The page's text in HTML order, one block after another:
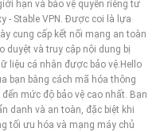
hạn và bảo vệ quyền riêng tư
- Stable VPN. Được coi là lựa
cung cấp kết nối mạng an toàn
duyệt và truy cập nội dung bị
liệu cá nhân được bảo vệ.Hello
bạn bằng cách mã hóa thông
mức độ bảo vệ cao nhất. Bạn
danh và an toàn, đặc biệt khi
tối ưu hóa và mạng máy chủ